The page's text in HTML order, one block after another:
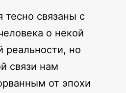
связаны с
о некой
реальности, но
связи нам
от эпохи